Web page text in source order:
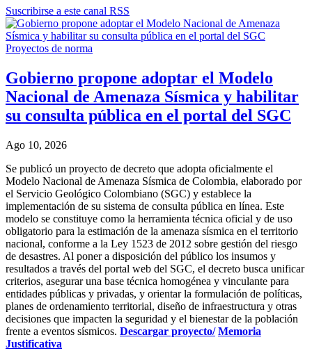
Suscribirse a este canal RSS
Proyectos de norma
Gobierno propone adoptar el Modelo
Nacional de Amenaza Sísmica y habilitar
su consulta pública en el portal del SGC
Ago 10, 2026
Se publicó un proyecto de decreto que adopta oficialmente el
Modelo Nacional de Amenaza Sísmica de Colombia, elaborado por
el Servicio Geológico Colombiano (SGC) y establece la
implementación de su sistema de consulta pública en línea. Este
modelo se constituye como la herramienta técnica oficial y de uso
obligatorio para la estimación de la amenaza sísmica en el territorio
nacional, conforme a la Ley 1523 de 2012 sobre gestión del riesgo
de desastres. Al poner a disposición del público los insumos y
resultados a través del portal web del SGC, el decreto busca unificar
criterios, asegurar una base técnica homogénea y vinculante para
entidades públicas y privadas, y orientar la formulación de políticas,
planes de ordenamiento territorial, diseño de infraestructura y otras
decisiones que impacten la seguridad y el bienestar de la población
frente a eventos sísmicos. Descargar proyecto/ Memoria
Justificativa